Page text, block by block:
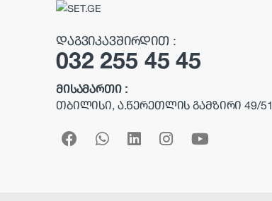
ᲓᲐᲒᲕᲘᲙᲐᲕᲨᲘᲠᲓᲘᲗ :
032 255 45 45
ᲛᲘᲡᲐᲛᲐᲠᲗᲘ :
ᲗᲑᲘᲚᲘᲡᲘ, Ა.ᲬᲔᲠᲔᲗᲚᲘᲡ ᲒᲐᲛᲖᲘᲠᲘ 49/51